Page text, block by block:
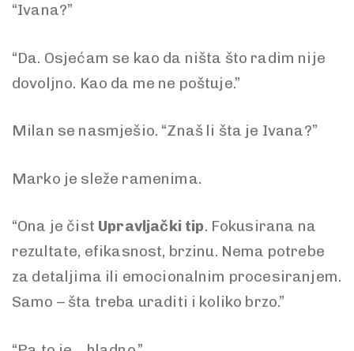
“Ivana?”
“Da. Osjećam se kao da ništa što radim nije
dovoljno. Kao da me ne poštuje.”
Milan se nasmješio. “Znaš li šta je Ivana?”
Marko je sleže ramenima.
“Ona je čist Upravljački tip. Fokusirana na
rezultate, efikasnost, brzinu. Nema potrebe
za detaljima ili emocionalnim procesiranjem.
Samo – šta treba uraditi i koliko brzo.”